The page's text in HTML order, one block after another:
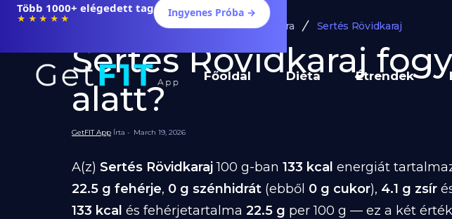
Több 1000+ elégedett tag
★★★★★ Ingyenes Próba →
Főoldal Diéta Étrendek
Diéta és Étrend Ételek Fogyásra Sertés Rövidkaraj
Sertés Rövidkaraj
alatt?
GetFIT App Írta - March 19, 2026
A(z) Sertés Rövidkaraj100 g-ban 133 kcal energiát
22.5 g fehérje, 0 g szénhidrát (ebből 0 g cukor), 4.1 g zsír
133 kcal és fehérjetartalma 22.5 g per 100 g — ez a két